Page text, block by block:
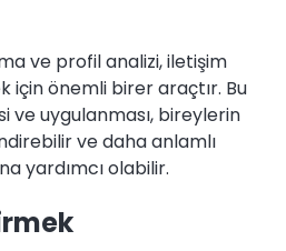
ve profil analizi, iletişim
için önemli birer araçtır. Bu
ve uygulanması, bireylerin
ve daha anlamlı
yardımcı olabilir.